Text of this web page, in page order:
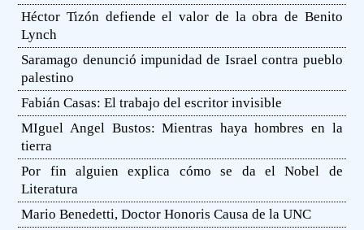
Héctor Tizón defiende el valor de la obra de Benito
Lynch
Saramago denunció impunidad de Israel contra pueblo
palestino
Fabián Casas: El trabajo del escritor invisible
MIguel Angel Bustos: Mientras haya hombres en la
tierra
Por fin alguien explica cómo se da el Nobel de
Literatura
Mario Benedetti, Doctor Honoris Causa de la UNC